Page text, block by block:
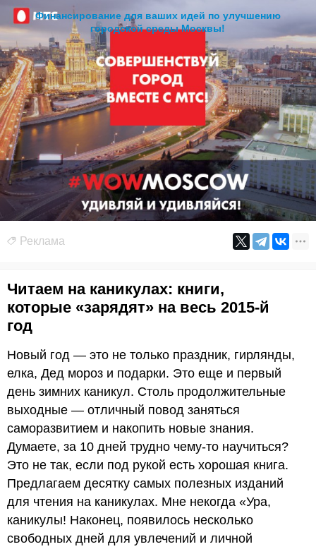
Финансирование для ваших идей по улучшению
городской среды Москвы!
Реклама
Читаем на каникулах: книги,
которые «зарядят» на весь 2015-й
год
Новый год — это не только праздник, гирлянды,
елка, Дед мороз и подарки. Это еще и первый
день зимних каникул. Столь продолжительные
выходные — отличный повод заняться
саморазвитием и накопить новые знания.
Думаете, за 10 дней трудно чему-то научиться?
Это не так, если под рукой есть хорошая книга.
Предлагаем десятку самых полезных изданий
для чтения на каникулах. Мне некогда «Ура,
каникулы! Наконец, появилось несколько
свободных дней для увлечений и личной